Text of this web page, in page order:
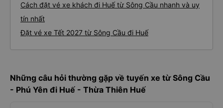
Cách đặt vé xe khách đi Huế từ Sông Cầu nhanh và uy
tín nhất
Đặt vé xe Tết 2027 từ Sông Cầu đi Huế
Những câu hỏi thường gặp về tuyến xe từ Sông Cầu
- Phú Yên đi Huế - Thừa Thiên Huế